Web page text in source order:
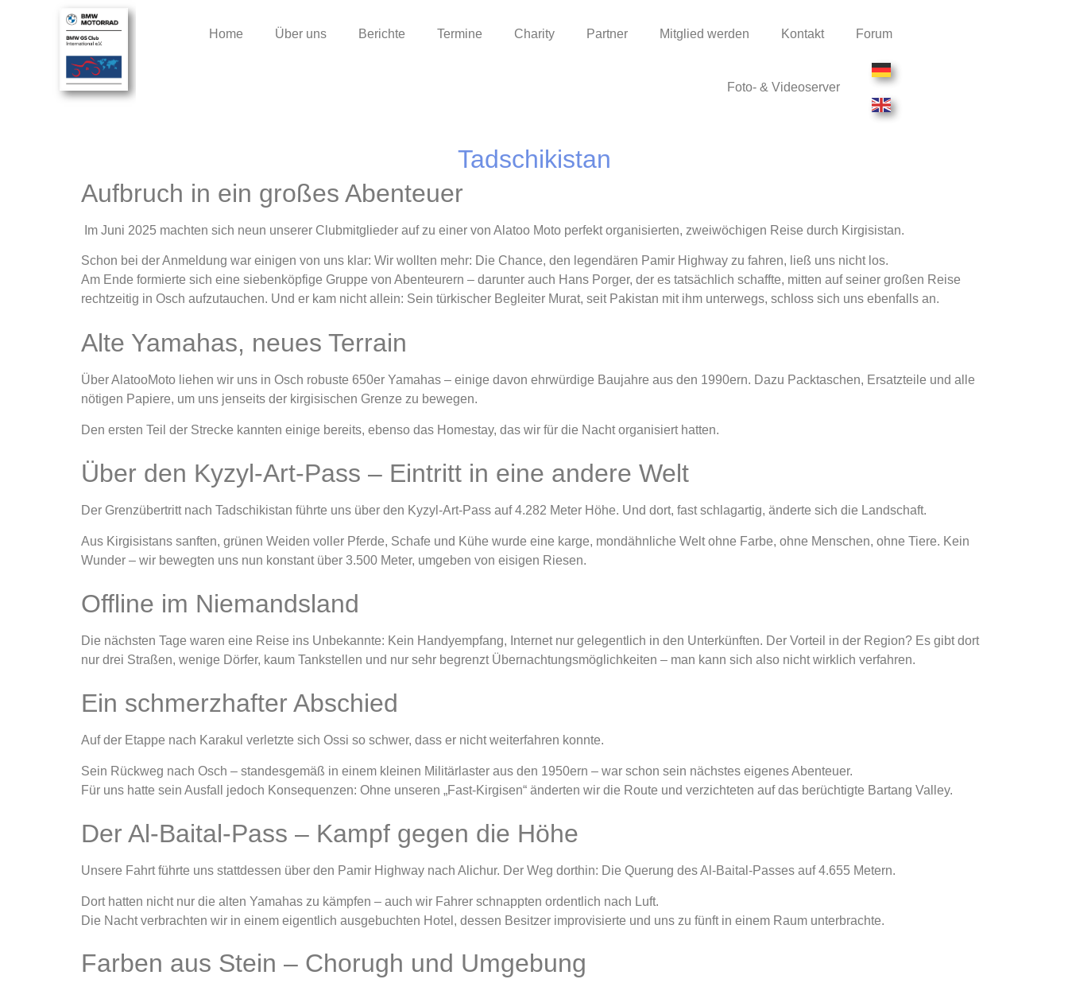
Home Über uns Berichte Termine Charity Partner Mitglied werden Kontakt Forum
Foto- & Videoserver
Tadschikistan
Aufbruch in ein großes Abenteuer
Im Juni 2025 machten sich neun unserer Clubmitglieder auf zu einer von Alatoo Moto perfekt organisierten, zweiwöchigen Reise durch Kirgisistan.
Schon bei der Anmeldung war einigen von uns klar: Wir wollten mehr: Die Chance, den legendären Pamir Highway zu fahren, ließ uns nicht los.
Am Ende formierte sich eine siebenköpfige Gruppe von Abenteurern – darunter auch Hans Porger, der es tatsächlich schaffte, mitten auf seiner großen Reise
rechtzeitig in Osch aufzutauchen. Und er kam nicht allein: Sein türkischer Begleiter Murat, seit Pakistan mit ihm unterwegs, schloss sich uns ebenfalls an.
Alte Yamahas, neues Terrain
Über AlatooMoto liehen wir uns in Osch robuste 650er Yamahas – einige davon ehrwürdige Baujahre aus den 1990ern. Dazu Packtaschen, Ersatzteile und alle
nötigen Papiere, um uns jenseits der kirgisischen Grenze zu bewegen.
Den ersten Teil der Strecke kannten einige bereits, ebenso das Homestay, das wir für die Nacht organisiert hatten.
Über den Kyzyl-Art-Pass – Eintritt in eine andere Welt
Der Grenzübertritt nach Tadschikistan führte uns über den Kyzyl-Art-Pass auf 4.282 Meter Höhe. Und dort, fast schlagartig, änderte sich die Landschaft.
Aus Kirgisistans sanften, grünen Weiden voller Pferde, Schafe und Kühe wurde eine karge, mondähnliche Welt ohne Farbe, ohne Menschen, ohne Tiere. Kein
Wunder – wir bewegten uns nun konstant über 3.500 Meter, umgeben von eisigen Riesen.
Offline im Niemandsland
Die nächsten Tage waren eine Reise ins Unbekannte: Kein Handyempfang, Internet nur gelegentlich in den Unterkünften. Der Vorteil in der Region? Es gibt dort
nur drei Straßen, wenige Dörfer, kaum Tankstellen und nur sehr begrenzt Übernachtungsmöglichkeiten – man kann sich also nicht wirklich verfahren.
Ein schmerzhafter Abschied
Auf der Etappe nach Karakul verletzte sich Ossi so schwer, dass er nicht weiterfahren konnte.
Sein Rückweg nach Osch – standesgemäß in einem kleinen Militärlaster aus den 1950ern – war schon sein nächstes eigenes Abenteuer.
Für uns hatte sein Ausfall jedoch Konsequenzen: Ohne unseren „Fast-Kirgisen“ änderten wir die Route und verzichteten auf das berüchtigte Bartang Valley.
Der Al-Baital-Pass – Kampf gegen die Höhe
Unsere Fahrt führte uns stattdessen über den Pamir Highway nach Alichur. Der Weg dorthin: Die Querung des Al-Baital-Passes auf 4.655 Metern.
Dort hatten nicht nur die alten Yamahas zu kämpfen – auch wir Fahrer schnappten ordentlich nach Luft.
Die Nacht verbrachten wir in einem eigentlich ausgebuchten Hotel, dessen Besitzer improvisierte und uns zu fünft in einem Raum unterbrachte.
Farben aus Stein – Chorugh und Umgebung